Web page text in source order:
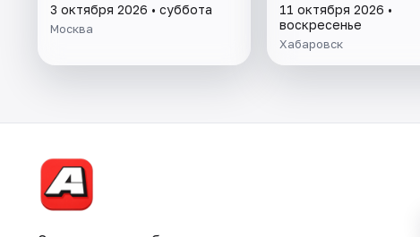
3 октября 2026 • суббота
Москва
11 октября 2026 •
воскресенье
Хабаровск